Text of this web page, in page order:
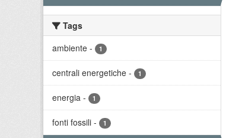
Tags
ambiente - 1
centrali energetiche - 1
energia - 1
fonti fossili - 1